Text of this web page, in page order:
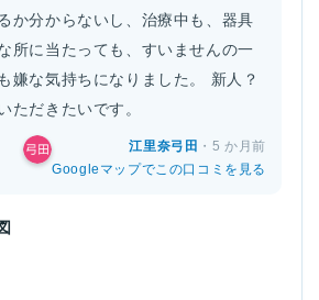
か分からないし、治療中も、器具
所に当たっても、すいませんの一
嫌な気持ちになりました。 新人？
ただきたいです。
江里奈弓田 ・5 か月前
Googleマップでこの口コミを見る